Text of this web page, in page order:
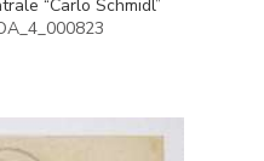
“Carlo Schmidl”